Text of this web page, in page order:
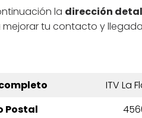
la dirección
tu contacto y
ITV La
Postal